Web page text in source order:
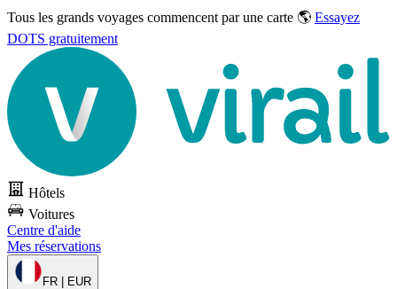
Tous les grands voyages commencent par une carte 🌎 Essayez
DOTS gratuitement
Hôtels
Voitures
Centre d'aide
Mes réservations
FR | EUR